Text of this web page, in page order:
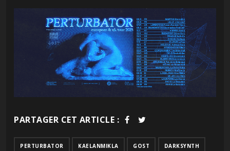
PARTAGER CET ARTICLE :
PERTURBATOR KAELANMIKLA GOST DARKSYNTH